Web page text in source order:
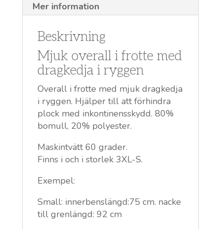
Mer information
Beskrivning
Mjuk overall i frotte med
dragkedja i ryggen
Overall i frotte med mjuk dragkedja
i ryggen. Hjälper till att förhindra
plock med inkontinensskydd. 80%
bomull, 20% polyester.
Maskintvätt 60 grader.
Finns i och i storlek 3XL-S.
Exempel:
Small: innerbenslängd:75 cm. nacke
till grenlängd: 92 cm